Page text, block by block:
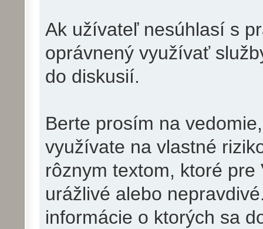
Ak užívateľ nesúhlasí s
oprávnený využívať
do diskusií.
Berte prosím na
využívate na vlastné
rôznym textom, ktoré
urážlivé alebo
informácie o ktorých sa